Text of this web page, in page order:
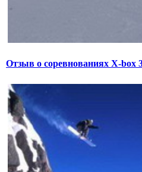
Отзыв о соревнованиях X-box